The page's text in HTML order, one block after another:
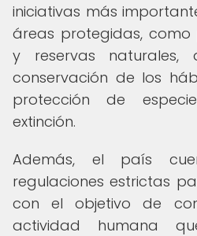
iniciativas más
áreas protegidas, como
y reservas naturales,
conservación de los
protección de
extinción.
Además, el país
regulaciones estrictas
con el objetivo de
actividad humana